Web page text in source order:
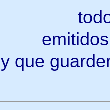
y que